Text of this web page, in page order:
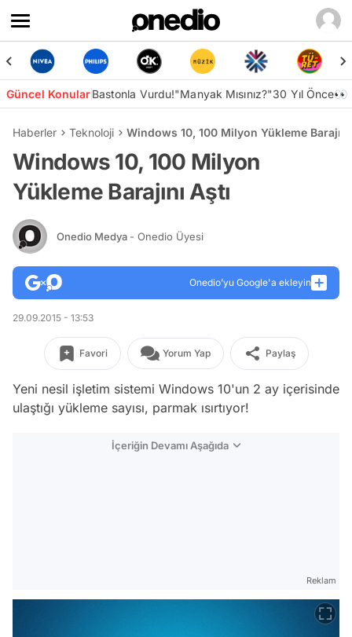
Güncel KonularBastonla Vurdu!"Manyak Mısınız?"30 Yıl Önce👀
Haberler Teknoloji Windows 10, 100 Milyon Yükleme Barajını
Windows 10, 100 Milyon
Yükleme Barajını Aştı
Onedio Medya - Onedio Üyesi
Onedio’yu Google'a ekleyin
29.09.2015 - 13:53
Favori Yorum Yap Paylaş
Yeni nesil işletim sistemi Windows 10'un 2 ay içerisinde
ulaştığı yükleme sayısı, parmak ısırtıyor!
İçeriğin Devamı Aşağıda
Reklam